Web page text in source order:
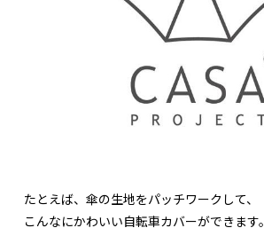
たとえば、傘の生地をパッチワークして、
こんなにかわいい自転車カバーができます。